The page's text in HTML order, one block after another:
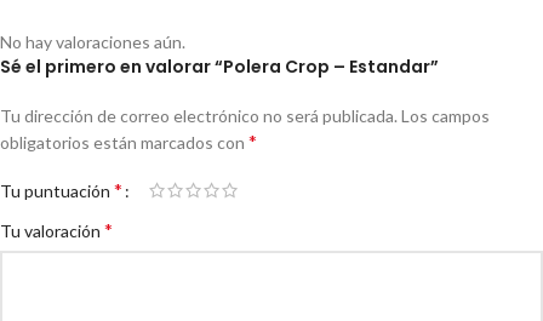
No hay valoraciones aún.
Sé el primero en valorar “Polera Crop – Estandar”
Tu dirección de correo electrónico no será publicada. Los campos
obligatorios están marcados con *
Tu puntuación *
Tu valoración *